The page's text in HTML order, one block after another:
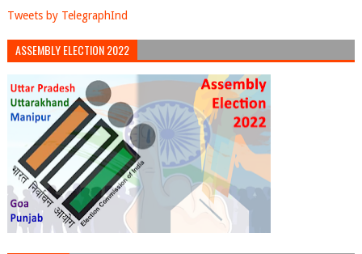
Tweets by TelegraphInd
ASSEMBLY ELECTION 2022